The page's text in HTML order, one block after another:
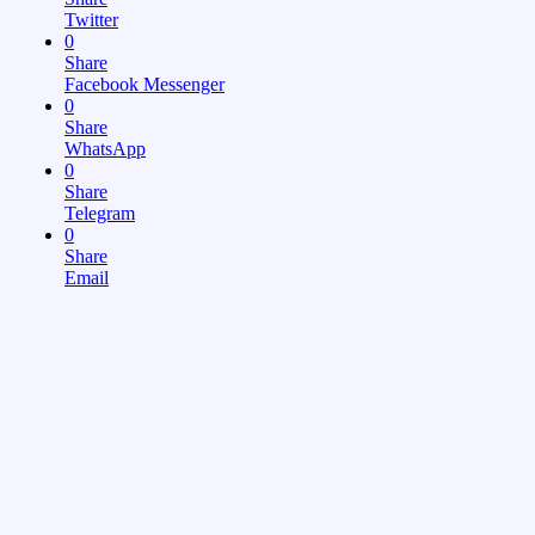
Twitter
0
Share
Facebook Messenger
0
Share
WhatsApp
0
Share
Telegram
0
Share
Email